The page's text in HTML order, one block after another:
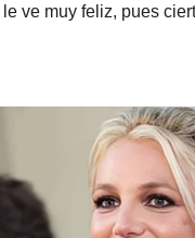
ve muy feliz, pues